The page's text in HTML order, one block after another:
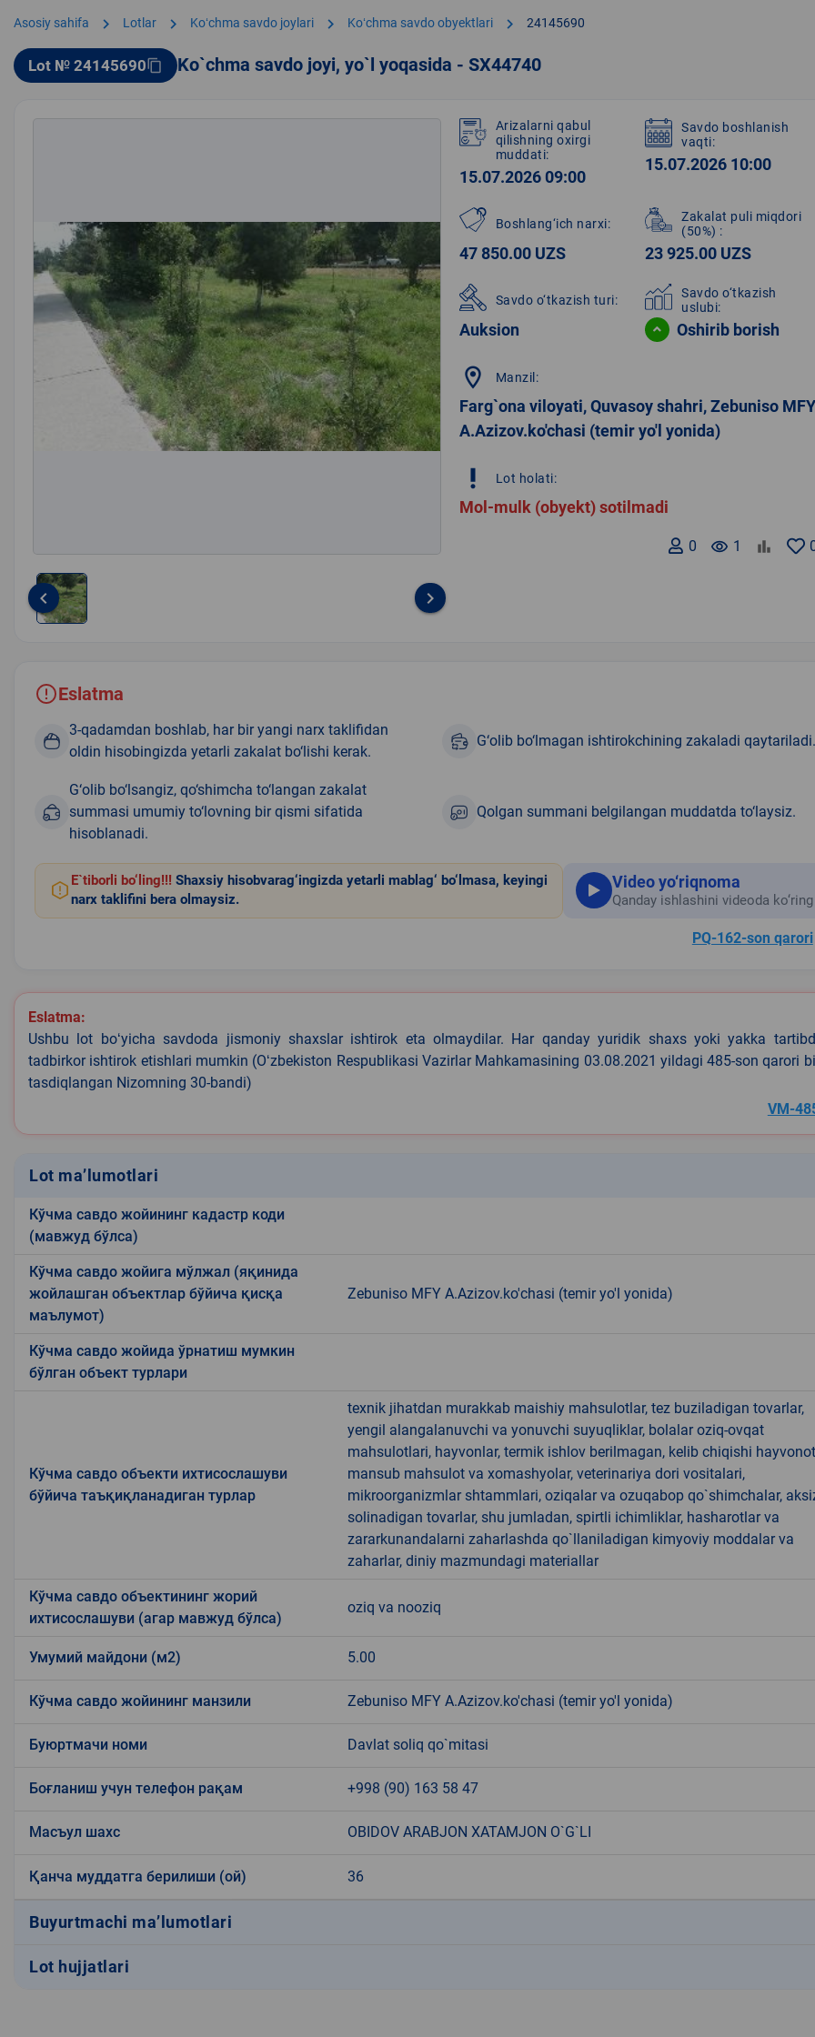
Asosiy sahifa chevron_right Lotlar chevron_right Koʻchma savdo joylari chevron_right Koʻchma savdo obyektlari chevron_right 24145690
Lot № 24145690content_copy Ko`chma savdo joyi, yo`l yoqasida - SX44740
1
keyboard_arrow_left keyboard_arrow_right
Arizalarni qabul
qilishning oxirgi
muddati:
15.07.2026 09:00
Savdo boshlanish
vaqti:
15.07.2026 10:00
Boshlang‘ich narxi:
47 850.00 UZS
Zakalat puli miqdori
(50%) :
23 925.00 UZS
Savdo o‘tkazish turi:
Auksion
Savdo o‘tkazish
uslubi:
Oshirib borish
location_on Manzil:
Farg`ona viloyati, Quvasoy shahri, Zebuniso MFY
A.Azizov.ko'chasi (temir yo'l yonida)
priority_high Lot holati:
Mol-mulk (obyekt) sotilmadi
remove_red_eye 1
0
Eslatma
3-qadamdan boshlab, har bir yangi narx taklifidan
oldin hisobingizda yetarli zakalat bo‘lishi kerak.
G‘olib bo‘lmagan ishtirokchining zakaladi qaytariladi.
G‘olib bo‘lsangiz, qo‘shimcha to‘langan zakalat
summasi umumiy to‘lovning bir qismi sifatida
hisoblanadi.
Qolgan summani belgilangan muddatda to‘laysiz.
E`tiborli bo‘ling!!! Shaxsiy hisobvarag‘ingizda yetarli mablag‘ bo‘lmasa, keyingi
narx taklifini bera olmaysiz.
Video yo‘riqnoma
Qanday ishlashini videoda ko‘ring
PQ-162-son qarori
Eslatma:
Ushbu lot boʻyicha savdoda jismoniy shaxslar ishtirok eta olmaydilar. Har qanday yuridik shaxs yoki yakka
tadbirkor ishtirok etishlari mumkin (Oʻzbekiston Respublikasi Vazirlar Mahkamasining 03.08.2021 yildagi 485-son qarori
tasdiqlangan Nizomning 30-bandi)
VM-
Lot ma’lumotlari
Кўчма савдо жойининг кадастр коди
(мавжуд бўлса)
Кўчма савдо жойига мўлжал (яқинида
жойлашган объектлар бўйича қисқа
маълумот)
Zebuniso MFY A.Azizov.ko'chasi (temir yo'l yonida)
Кўчма савдо жойида ўрнатиш мумкин
бўлган объект турлари
Кўчма савдо объекти ихтисослашуви
бўйича таъқиқланадиган турлар
texnik jihatdan murakkab maishiy mahsulotlar, tez buziladigan tovarlar,
yengil alangalanuvchi va yonuvchi suyuqliklar, bolalar oziq-ovqat
mahsulotlari, hayvonlar, termik ishlov berilmagan, kelib chiqishi
mansub mahsulot va xomashyolar, veterinariya dori vositalari,
mikroorganizmlar shtammlari, oziqalar va ozuqabop qo`shimchalar,
solinadigan tovarlar, shu jumladan, spirtli ichimliklar, hasharotlar va
zararkunandalarni zaharlashda qo`llaniladigan kimyoviy moddalar va
zaharlar, diniy mazmundagi materiallar
Кўчма савдо объектининг жорий
ихтисослашуви (агар мавжуд бўлса)
oziq va nooziq
Умумий майдони (м2) 5.00
Кўчма савдо жойининг манзили Zebuniso MFY A.Azizov.ko'chasi (temir yo'l yonida)
Буюртмачи номи Davlat soliq qo`mitasi
Боғланиш учун телефон рақам +998 (90) 163 58 47
Масъул шахс OBIDOV ARABJON XATAMJON O`G`LI
Қанча муддатга берилиши (ой) 36
Buyurtmachi ma’lumotlari
Lot hujjatlari